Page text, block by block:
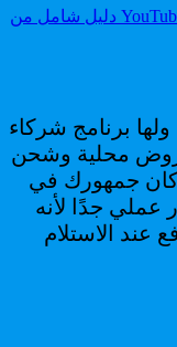
أفضل طرق الربح من الريلز Reels وYouTube Shorts دليل شامل من
برنامج شركاء
عروض محلية وشحن
كان جمهورك في
عملي جدًا لأنه
عند الاستلام